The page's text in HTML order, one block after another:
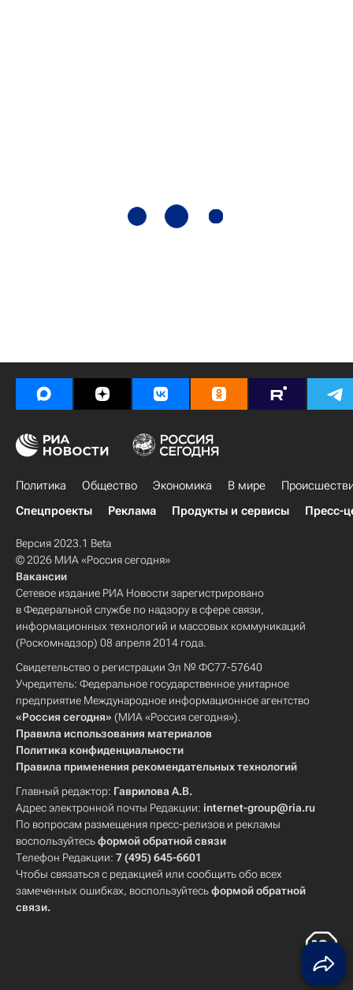
Политика Общество Экономика В мире
Спецпроекты
Реклама Продукты и сервисы Пресс-
Версия 2023.1 Beta
© 2026 МИА «Россия сегодня»
Вакансии
Сетевое издание РИА Новости зарегистрировано
в Федеральной службе по надзору в сфере связи,
информационных технологий и массовых коммуникаций
(Роскомнадзор) 08 апреля 2014 года.
Свидетельство о регистрации Эл № ФС77-57640
Учредитель: Федеральное государственное унитарное
предприятие Международное информационное агентство
«Россия сегодня» (МИА «Россия сегодня»).
Правила использования материалов
Политика конфиденциальности
Правила применения рекомендательных технологий
Главный редактор: Гаврилова А.В.
Адрес электронной почты Редакции: internet-group@ria.ru
По вопросам размещения пресс-релизов и рекламы
воспользуйтесьформой обратной связи
Телефон Редакции: 7 (495) 645-6601
Чтобы связаться с редакцией или сообщить обо всех
замеченных ошибках, воспользуйтесьформой обратной
связи.